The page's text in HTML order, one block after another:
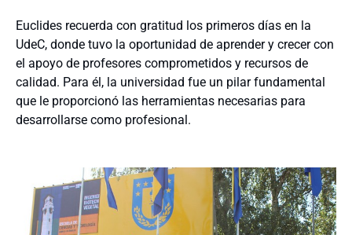
Euclides recuerda con gratitud los primeros días en la
UdeC, donde tuvo la oportunidad de aprender y crecer con
el apoyo de profesores comprometidos y recursos de
calidad. Para él, la universidad fue un pilar fundamental
que le proporcionó las herramientas necesarias para
desarrollarse como profesional.